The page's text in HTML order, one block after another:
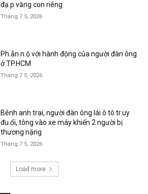
đạ.p văng con riêng
Tháng 7 5, 2026
Ph.ẫn n.ộ với hành động của người đàn ông
ở TP.HCM
Tháng 7 5, 2026
Bênh anh trai, người đàn ông lái ô tô tr.uy
đu.ổi, tông vào xe máy khiến 2 người bị
thương nặng
Tháng 7 5, 2026
Load more